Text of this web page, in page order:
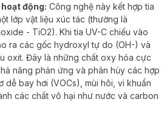
động: Công nghệ này kết hợp tia
lớp vật liệu xúc tác (thường là
- TiO2). Khi tia UV-C chiếu vào
ra các gốc hydroxyl tự do (OH-) và
oxit. Đây là những chất oxy hóa cực
năng phản ứng và phân hủy các hợp
dễ bay hơi (VOCs), mùi hôi, vi khuẩn
các chất vô hại như nước và carbon